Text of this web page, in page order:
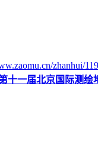
zhanhui/
十一届北京国际测绘